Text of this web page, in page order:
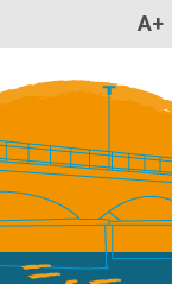
A+